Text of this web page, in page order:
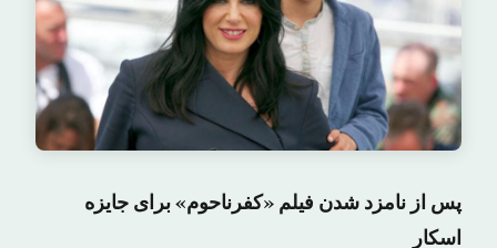
پس از نامزد شدن فیلم «کفرناحوم» برای جایزه
اسکار